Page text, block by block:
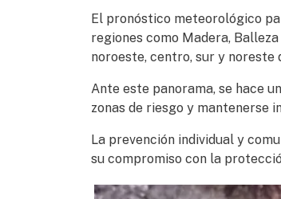
El pronóstico meteorológico
regiones como Madera,
noroeste, centro, sur y noreste
Ante este panorama, se hace
zonas de riesgo y mantenerse
La prevención individual y
su compromiso con la